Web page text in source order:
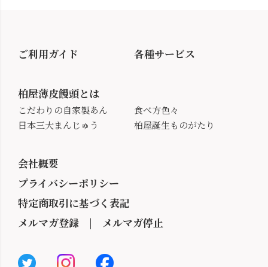
ご利用ガイド 各種サービス
柏屋薄皮饅頭とは
こだわりの自家製あん
日本三大まんじゅう
食べ方色々
柏屋誕生ものがたり
会社概要
プライバシーポリシー
特定商取引に基づく表記
メルマガ登録 | メルマガ停止